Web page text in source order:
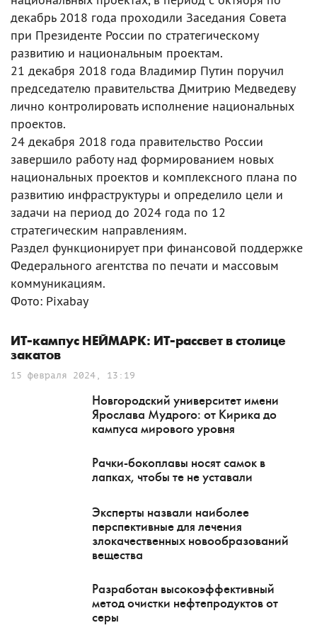
декабрь 2018 года проходили Заседания Совета
при Президенте России по стратегическому
развитию и национальным проектам.
21 декабря 2018 года Владимир Путин поручил
председателю правительства Дмитрию Медведеву
лично контролировать исполнение национальных
проектов.
24 декабря 2018 года правительство России
завершило работу над формированием новых
национальных проектов и комплексного плана по
развитию инфраструктуры и определило цели и
задачи на период до 2024 года по 12
стратегическим направлениям.
Раздел функционирует при финансовой поддержке
Федерального агентства по печати и массовым
коммуникациям.
Фото: Pixabay
ИТ-кампус НЕЙМАРК: ИТ-рассвет в столице
закатов
15 февраля 2024, 13:19
Новгородский университет имени
Ярослава Мудрого: от Кирика до
кампуса мирового уровня
Рачки-бокоплавы носят самок в
лапках, чтобы те не уставали
Эксперты назвали наиболее
перспективные для лечения
злокачественных новообразований
вещества
Разработан высокоэффективный
метод очистки нефтепродуктов от
серы